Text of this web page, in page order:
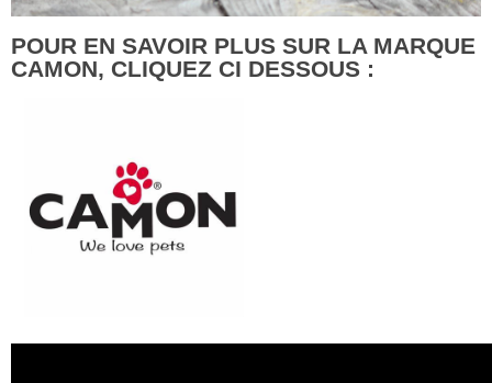
POUR EN SAVOIR PLUS SUR LA MARQUE
CAMON, CLIQUEZ CI DESSOUS :